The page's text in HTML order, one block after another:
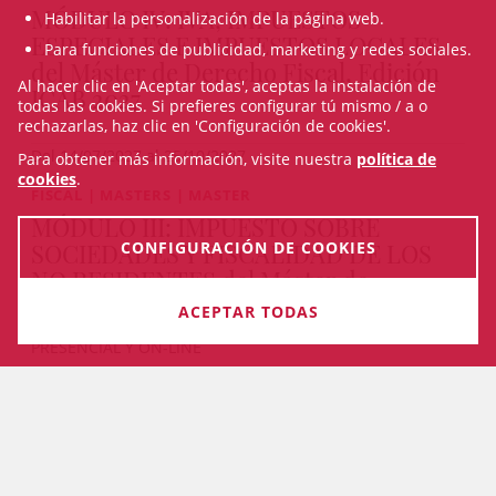
MÓDULO IV: IVA, IMPUESTOS
ESPECIALES E IMPUESTOS LOCALES
del Máster de Derecho Fiscal, Edición
ICAB 2027
Del 14/07/2027 al 25/10/2027
MÓDULO III: IMPUESTO SOBRE
SOCIEDADES Y FISCALIDAD DE LOS
NO RESIDENTES del Máster de
Derecho Fiscal, Edición ICAB 2027
PRESENCIAL Y ON-LINE
Habilitar la personalización de la página web.
Para funciones de publicidad, marketing y redes sociales.
Al hacer clic en 'Aceptar todas', aceptas la instalación de
todas las cookies. Si prefieres configurar tú mismo / a o
rechazarlas, haz clic en 'Configuración de cookies'.
Para obtener más información, visite nuestra política de
cookies.
CONFIGURACIÓN DE COOKIES
ACEPTAR TODAS